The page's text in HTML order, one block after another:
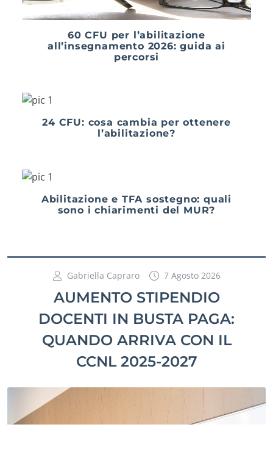
60 CFU per l’abilitazione
all’insegnamento 2026: guida ai
percorsi
24 CFU: cosa cambia per ottenere
l’abilitazione?
Abilitazione e TFA sostegno: quali
sono i chiarimenti del MUR?
Gabriella Capraro 7 Agosto 2026
AUMENTO STIPENDIO
DOCENTI IN BUSTA PAGA:
QUANDO ARRIVA CON IL
CCNL 2025-2027